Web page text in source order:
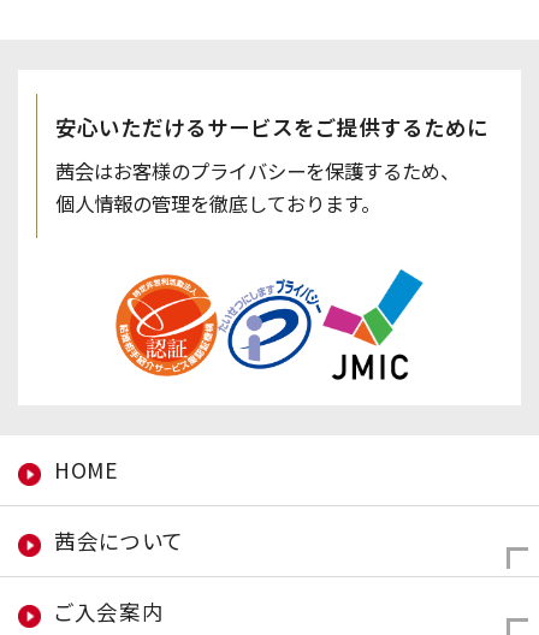
安心いただけるサービスをご提供するために
茜会はお客様のプライバシーを保護するため、
個人情報の管理を徹底しております。
HOME
茜会について
ご入会案内